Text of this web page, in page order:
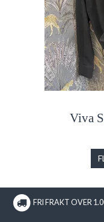
Viva
FRI FRAKT OVER